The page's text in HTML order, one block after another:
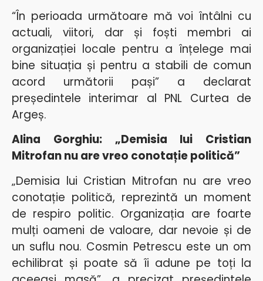
“În perioada următoare mă voi întâlni cu
actuali, viitori, dar și foști membri ai
organizației locale pentru a înțelege mai
bine situația și pentru a stabili de comun
acord următorii pași” a declarat
președintele interimar al PNL Curtea de
Argeș.
Alina Gorghiu: „Demisia lui Cristian
Mitrofan nu are vreo conotație politică”
„Demisia lui Cristian Mitrofan nu are vreo
conotație politică, reprezintă un moment
de respiro politic. Organizația are foarte
mulți oameni de valoare, dar nevoie și de
un suflu nou. Cosmin Petrescu este un om
echilibrat și poate să îi adune pe toți la